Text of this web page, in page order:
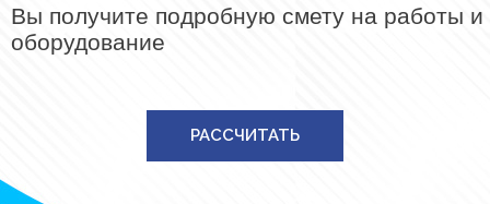
Вы получите подробную смету на работы и
оборудование
РАССЧИТАТЬ